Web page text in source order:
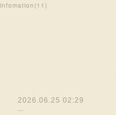
infomation (11 )
2026.06.25 02:29